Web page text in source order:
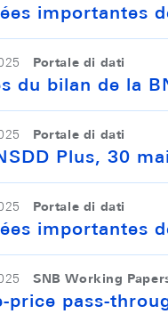
importantes
Portale di dati
du bilan de la
Portale di dati
Plus, 30
Portale di dati
importantes
SNB Working
price pass-